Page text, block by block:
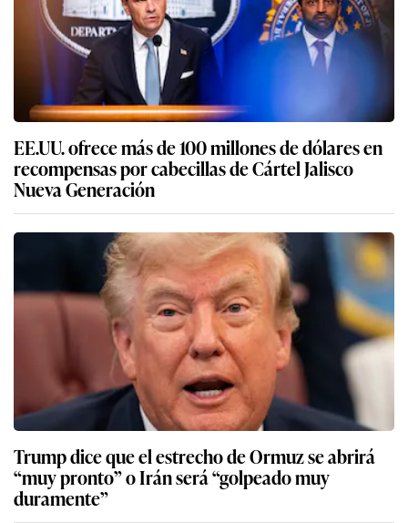
EE.UU. ofrece más de 100 millones de dólares en
recompensas por cabecillas de Cártel Jalisco
Nueva Generación
Trump dice que el estrecho de Ormuz se abrirá
“muy pronto” o Irán será “golpeado muy
duramente”